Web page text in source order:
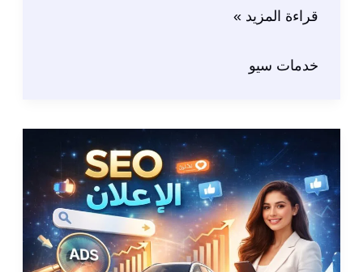
سيو
الالكترونية
البحث
للمنتجات
والمتجر
2026
قراءة المزيد »
خدمات سيو